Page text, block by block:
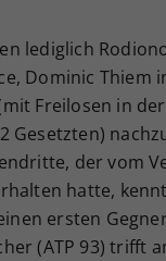
lediglich
Dominic Thiem
Freilosen in
Gesetzten)
der vom
hatte,
ersten
(ATP 93) trifft